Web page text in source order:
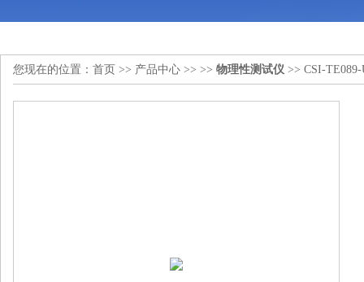
您现在的位置： 首页 >> 产品中心 >> >> 物理性测试仪 >> CSI-